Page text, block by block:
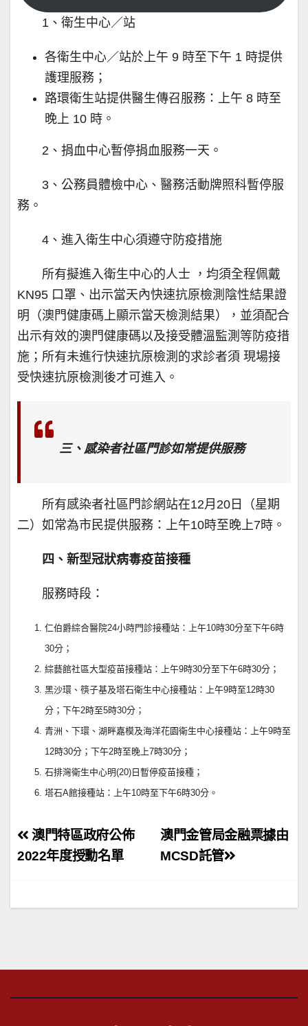
1 、衛生中心／站
各衛生中心／站於上午 9 時至下午 1 時提供
護理服務；
路環衛生站提供醫生傳召服務：上午 8 時至
晚上 10 時。
2、捐血中心暫停捐血服務一天。
3、公務員體檢中心、醫務活動牌照科暫停服
務。
4、進入衛生中心須遵守防疫措施
所有擬進入衛生中心的人士 ，均須全程佩戴
KN95 口罩、出示當天內快速抗原檢測陰性結果證
明（澳門健康碼上顯示當天檢測結果），並須配合
出示有效的澳門健康碼以及接受體溫監測等防疫措
施；所有未進行快速抗原檢測的求診者須 現場接
受快速抗原檢測後才可進入。
三、感染者社區門診如常提供服務
所有感染者社區門診網站在12月20日（星期
二）如常為市民提供服務：上午10時至晚上7時。
四、新型冠狀病毒疫苗接種
服務時段：
仁伯爵綜合醫院24小時門診接種站：上午10時30分至下午6時
30分；
綜藝館社區大型疫苗接種站：上午9時30分至下午6時30分；
黑沙環、筷子基及塔石衛生中心接種站：上午9時至12時30
分；下午2時至5時30分；
青洲、下環、湖畔嘉模及海洋花園衛生中心接種站：上午9時至
12時30分；下午2時至晚上7時30分；
石排灣衛生中心明(20)日暫停疫苗接種；
塔石A館接種站：上午10時至下午6時30分。
文
章
覽
澳門金管局金融票據由
MCSD託管
澳門特區政府公佈
2022年度授勳名單